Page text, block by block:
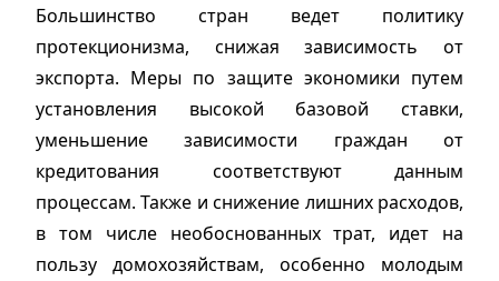
Большинство стран ведет политику
протекционизма, снижая зависимость от
экспорта. Меры по защите экономики путем
установления высокой базовой ставки,
уменьшение зависимости граждан от
кредитования соответствуют данным
процессам. Также и снижение лишних расходов,
в том числе необоснованных трат, идет на
пользу домохозяйствам, особенно молодым